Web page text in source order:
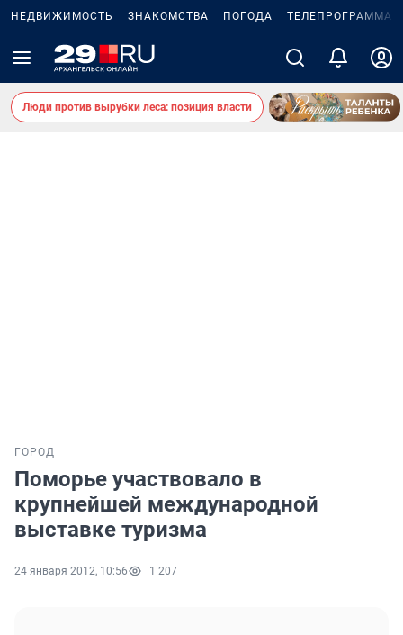
НЕДВИЖИМОСТЬ ЗНАКОМСТВА ПОГОДА ТЕЛЕПРОГРАММА
Люди против вырубки леса: позиция власти
ГОРОД
Поморье участвовало в
крупнейшей международной
выставке туризма
24 января 2012, 10:56 1 207